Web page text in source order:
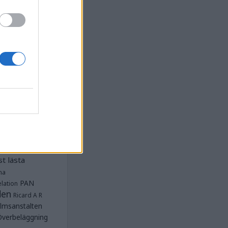
Anstalten
Anstalten
Barn- och
Göteborg
lästa
PAN
Ricard A R